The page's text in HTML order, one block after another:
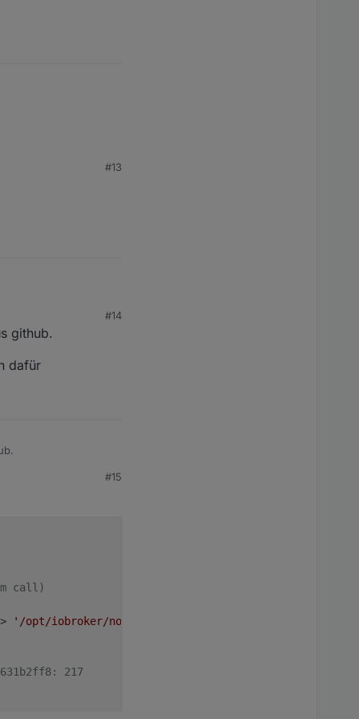
#13
#14
github.
dafür
#15
call)
'/opt/iobroker/node_modules/.acorn-zHERliMH'
217